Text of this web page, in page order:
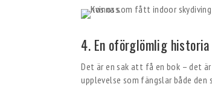
4. En oförglömlig
Det är en sak att få en bok – det
upplevelse som fängslar både den